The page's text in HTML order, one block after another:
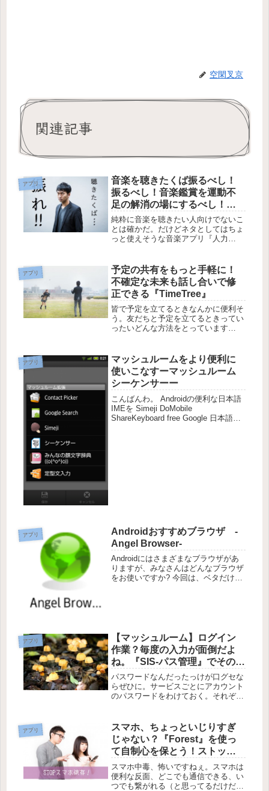
空閑叉京
関連記事
アプリ
音楽を聴きたくば振るべし！
振るべし！音楽鑑賞を運動不
足の解消の場にするべし！
【Android】
純粋に音楽を聴きたい人向けでないこ
とは確かだ。だけどネタとしてはちょ
っと使えそうな音楽アプリ『人力
るのであれば、それは間違いだ。今、
目の前にある環境が当たり前と思える
っ...
アプリ
予定の共有をもっと手軽に！
不確定な未来も話し合いで修
正できる『TimeTree』
皆で予定を立てるときなんかに便利そ
う。友だちと予定を立てるときってい
ったいどんな方法をとっています
「スムーズに」予定を立てようとする
と、チャットだと難しい。『TimeTr...
アプリ
マッシュルームをより便利に
使いこなすーマッシュルーム
シーケンサーー
こんばんわ。 Androidの便利な日本語
IMEを Simeji DoMobile
ShareKeyboard free Google 日本語入
アプリ
Androidおすすめブラウザ -
Angel Browser-
Androidにはさまざまなブラウザがあ
りますが、みなさんはどんなブラウザ
をお使いですか? 今回は、ベタだけど
アプリ
【マッシュルーム】ログイン
作業？毎度の入力が面倒だよ
ね。『SIS-パス管理』でその作
業、楽にしないかい？
【Android】
パスワードなんだったっけが口グセな
らぜひに。サービスごとにアカウント
のパスワードをわけておく。それぞれ
ば一番いいと思います。よく使うサー
ビスなら覚えておけるけど、利用頻度
の...
アプリ
スマホ、ちょっといじりすぎ
じゃない？『Forest』を使っ
て自制心を保とう！ストップ
スマホ依存！
スマホ中毒、怖いですねぇ。スマホは
便利な反面、どこでも通信できる、い
つでも繋がれる（と思ってるだけだと